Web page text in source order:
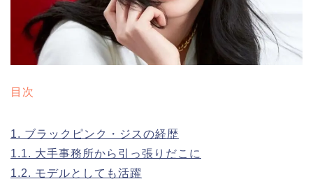
目次
1. ブラックピンク・ジスの経歴
1.1. 大手事務所から引っ張りだこに
1.2. モデルとしても活躍